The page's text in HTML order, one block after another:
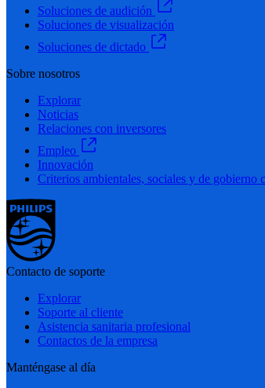
Soluciones de audición
Soluciones de visualización
Soluciones de dictado
Sobre nosotros
Explorar
Noticias
Relaciones con inversores
Empleo
Innovación
Criterios ambientales, sociales y de gobierno
Contacto de soporte
Explorar
Soporte al cliente
Asistencia sanitaria profesional
Contactos de la empresa
Manténgase al día